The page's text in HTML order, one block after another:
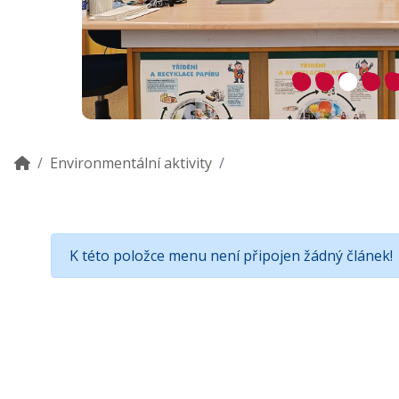
Environmentální aktivity
K této položce menu není připojen žádný článek!